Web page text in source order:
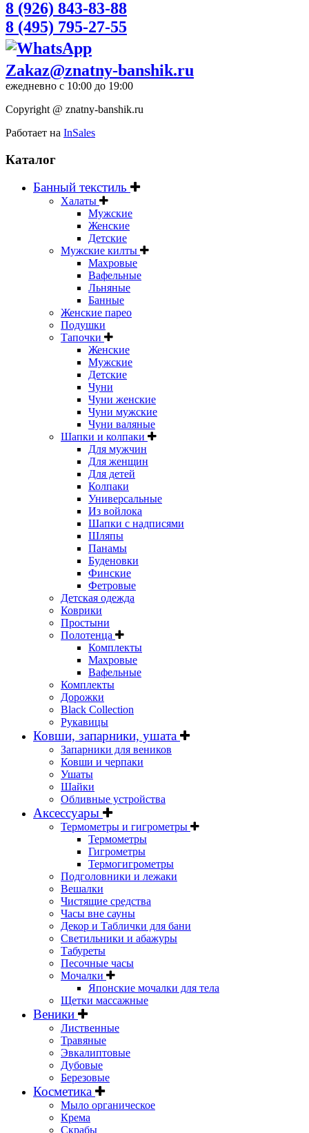
8 (926) 843-83-88
8 (495) 795-27-55
Zakaz@znatny-banshik.ru
ежедневно с 10:00 до 19:00
Copyright @ znatny-banshik.ru
Работает на InSales
Каталог
Банный текстиль
Халаты
Мужские
Женские
Детские
Мужские килты
Махровые
Вафельные
Льняные
Банные
Женские парео
Подушки
Тапочки
Женские
Мужские
Детские
Чуни
Чуни женские
Чуни мужские
Чуни валяные
Шапки и колпаки
Для мужчин
Для женщин
Для детей
Колпаки
Универсальные
Из войлока
Шапки с надписями
Шляпы
Панамы
Буденовки
Финские
Фетровые
Детская одежда
Коврики
Простыни
Полотенца
Комплекты
Махровые
Вафельные
Комплекты
Дорожки
Black Collection
Рукавицы
Ковши, запарники, ушата
Запарники для веников
Ковши и черпаки
Ушаты
Шайки
Обливные устройства
Аксессуары
Термометры и гигрометры
Термометры
Гигрометры
Термогигрометры
Подголовники и лежаки
Вешалки
Чистящие средства
Часы вне сауны
Декор и Таблички для бани
Светильники и абажуры
Табуреты
Песочные часы
Мочалки
Японские мочалки для тела
Щетки массажные
Веники
Лиственные
Травяные
Эвкалиптовые
Дубовые
Березовые
Косметика
Мыло органическое
Крема
Скрабы